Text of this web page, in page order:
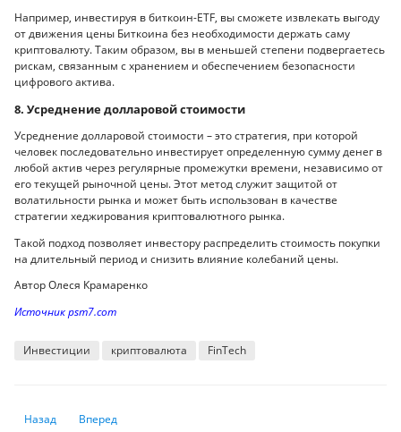
Например, инвестируя в биткоин-ETF, вы сможете извлекать выгоду
от движения цены Биткоина без необходимости держать саму
криптовалюту. Таким образом, вы в меньшей степени подвергаетесь
рискам, связанным с хранением и обеспечением безопасности
цифрового актива.
8. Усреднение долларовой стоимости
Усреднение долларовой стоимости – это стратегия, при которой
человек последовательно инвестирует определенную сумму денег в
любой актив через регулярные промежутки времени, независимо от
его текущей рыночной цены. Этот метод служит защитой от
волатильности рынка и может быть использован в качестве
стратегии хеджирования криптовалютного рынка.
Такой подход позволяет инвестору распределить стоимость покупки
на длительный период и снизить влияние колебаний цены.
Автор Олеся Крамаренко
Источник psm7.com
Инвестиции криптовалюта FinTech
Предыдущий: Binance запускает встроенный в приложение кошелек
Назад Следующий: Взлетит ли Bitcoin еще выше: аналитики
Вперед